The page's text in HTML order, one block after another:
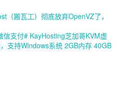
（搬瓦工）彻底放弃OpenVZ了，
信支付# KayHosting芝加哥KVM虚
支持Windows系统 2GB内存 40GB